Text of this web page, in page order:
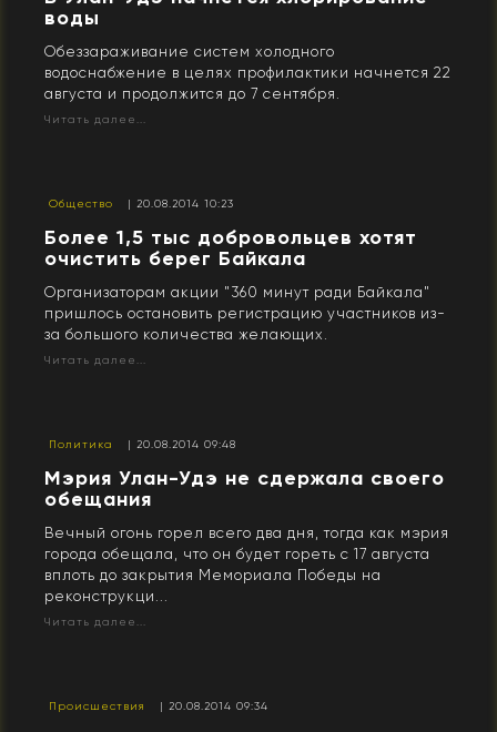
воды
Обеззараживание систем холодного
водоснабжение в целях профилактики начнется 22
августа и продолжится до 7 сентября.
Читать далее...
Общество | 20.08.2014 10:23
Более 1,5 тыс добровольцев хотят
очистить берег Байкала
Организаторам акции "360 минут ради Байкала"
пришлось остановить регистрацию участников из-
за большого количества желающих.
Читать далее...
Политика | 20.08.2014 09:48
Мэрия Улан-Удэ не сдержала своего
обещания
Вечный огонь горел всего два дня, тогда как мэрия
города обещала, что он будет гореть с 17 августа
вплоть до закрытия Мемориала Победы на
реконструкци...
Читать далее...
Происшествия | 20.08.2014 09:34